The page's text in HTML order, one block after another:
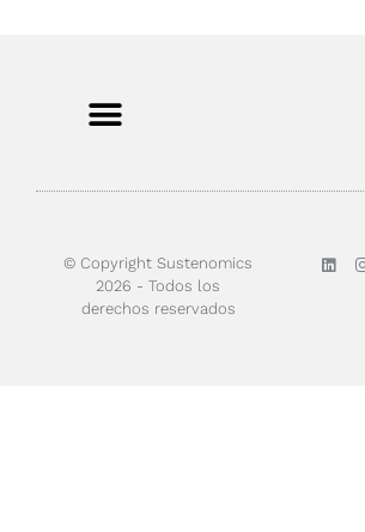
© Copyright Sustenomics
2026 - Todos los
derechos reservados